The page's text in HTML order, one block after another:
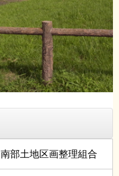
部土地区画整理組合